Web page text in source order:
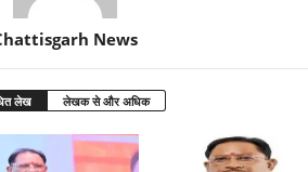
News
लेख लेखक से और अधिक